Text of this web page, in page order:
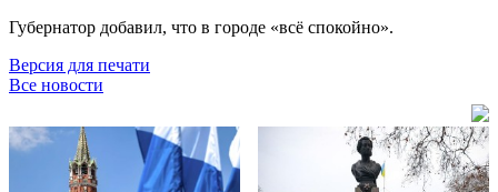
Губернатор добавил, что в городе «всё спокойно».
Версия для печати
Все новости